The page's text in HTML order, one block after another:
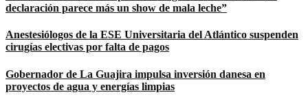
declaración parece más un show de mala leche”
Anestesiólogos de la ESE Universitaria del Atlántico suspenden
cirugías electivas por falta de pagos
Gobernador de La Guajira impulsa inversión danesa en
proyectos de agua y energías limpias